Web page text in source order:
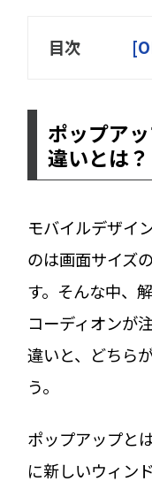
目次 [
ポップア
違いとは？
モバイルデザイ
のは画面サイズ
す。そんな中、
コーディオンが
違いと、どちら
う。
ポップアップと
に新しいウィン